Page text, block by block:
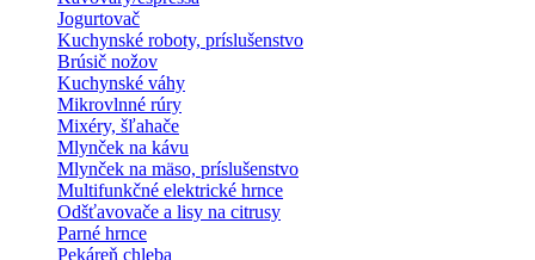
Jogurtovač
Kuchynské roboty, príslušenstvo
Brúsič nožov
Kuchynské váhy
Mikrovlnné rúry
Mixéry, šľahače
Mlynček na kávu
Mlynček na mäso, príslušenstvo
Multifunkčné elektrické hrnce
Odšťavovače a lisy na citrusy
Parné hrnce
Pekáreň chleba